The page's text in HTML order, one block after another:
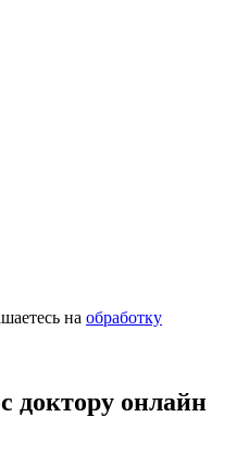
на обработку
доктору онлайн